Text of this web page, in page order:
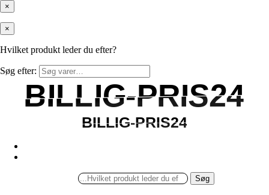
×
×
Hvilket produkt leder du efter?
Søg efter:
BILLIG-PRIS24
BILLIG-PRIS24
BILLIG-PRIS24
BILLIG-PRIS24
Søg